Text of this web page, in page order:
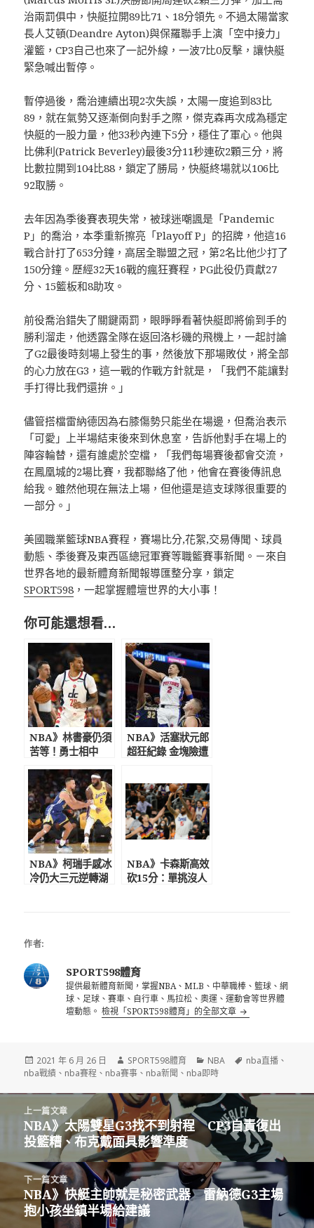
治兩罰俱中，快艇拉開89比71、18分領先。不過太陽當家
長人艾頓(Deandre Ayton)與保羅聯手上演「空中接力」
灌籃，CP3自己也來了一記外線，一波7比0反擊，讓快艇
緊急喊出暫停。
暫停過後，喬治連續出現2次失誤，太陽一度追到83比
89，就在氣勢又逐漸倒向對手之際，傑克森再次成為穩定
快艇的一股力量，他33秒內連下5分，穩住了軍心。他與
比佛利(Patrick Beverley)最後3分11秒連砍2顆三分，將
比數拉開到104比88，鎖定了勝局，快艇終場就以106比
92取勝。
去年因為季後賽表現失常，被球迷嘲諷是「Pandemic
P」的喬治，本季重新擦亮「Playoff P」的招牌，他這16
戰合計打了653分鐘，高居全聯盟之冠，第2名比他少打了
150分鐘。歷經32天16戰的瘋狂賽程，PG此役仍貢獻27
分、15籃板和8助攻。
前役喬治錯失了關鍵兩罰，眼睜睜看著快艇即將偷到手的
勝利溜走，他透露全隊在返回洛杉磯的飛機上，一起討論
了G2最後時刻場上發生的事，然後放下那場敗仗，將全部
的心力放在G3，這一戰的作戰方針就是，「我們不能讓對
手打得比我們還拚。」
儘管搭檔雷納德因為右膝傷勢只能坐在場邊，但喬治表示
「可愛」上半場結束後來到休息室，告訴他對手在場上的
陣容輪替，還有誰處於空檔，「我們每場賽後都會交流，
在鳳凰城的2場比賽，我都聯絡了他，他會在賽後傳訊息
給我。雖然他現在無法上場，但他還是這支球隊很重要的
一部分。」
美國職業籃球NBA賽程，賽場比分,花絮,交易傳聞、球員
動態、季後賽及東西區總冠軍賽等職籃賽事新聞。－來自
世界各地的最新體育新聞報導匯整分享，鎖定
SPORT598 ，一起掌握體壇世界的大小事！
你可能還想看…
NBA》林書豪仍須
苦等！勇士相中
帥柯爾讚：聰明防
守好
NBA》活塞狀元郎
超狂紀錄 金塊險遭
NBA》柯瑞手感冰
冷仍大三元逆轉湖
NBA》卡森斯高效
砍15分：單挑沒人
作者:
SPORT598體育
提供最新體育新聞，掌握NBA、MLB、中華職棒、籃球、網
球、足球、賽車、自行車、馬拉松、奧運、運動會等世界體
壇動態。檢視「SPORT598體育」的全部文章
發
佈
期:
2021 年 6 月 26 日
作
者
SPORT598體育
分
類
NBA
標
nba直播 、
nba戰績 、 nba賽程 、 nba賽事 、 nba新聞 、 nba即時
上一篇文章
上
一
篇
文
章:
NBA》太陽雙星G3找不到射程 CP3自責復出
投籃糟、布克戴面具影響準度
下一篇文章
下
一
NBA》快艇主帥就是秘密武器 雷納德G3主場
抱小孩坐鎮半場給建議